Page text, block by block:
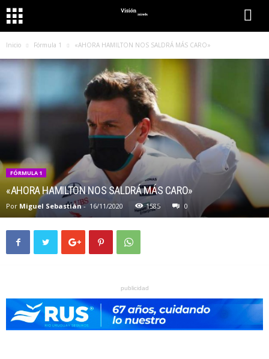
Inicio Fórmula 1 «AHORA HAMILTON NOS SALDRÁ MÁS CARO»
FÓRMULA 1
«AHORA HAMILTON NOS SALDRÁ MÁS CARO»
Por Miguel Sebastián- 16/11/2020 1585 0
publicidad